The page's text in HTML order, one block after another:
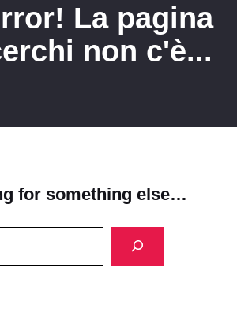
La pagina
non c'è...
for something else…